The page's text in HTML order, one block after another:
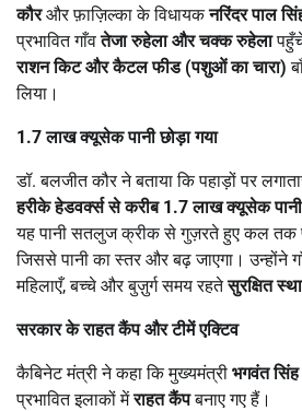
कौरऔर फ़ाज़िल्का के विधायकनरिंदर पाल
प्रभावित गाँवतेजा रुहेला और चक्क रुहेला
राशन किट और कैटल फीड (पशुओं का चारा)
लिया।
1.7लाख क्यूसेक पानी छोड़ा गया
डॉ. बलजीत कौर ने बताया कि पहाड़ों पर
हरीके हेडवर्क्स से करीब 1.7लाख क्यूसेक पानी
यह पानी सतलुज क्रीक से गुज़रते हुए कल तक
जिससे पानी का स्तर और बढ़ जाएगा। उन्होंने
महिलाएँ, बच्चे और बुज़ुर्ग समय रहतेसुरक्षित
सरकार के राहत कैंप और टीमें एक्टिव
कैबिनेट मंत्री ने कहा कि मुख्यमंत्री भगवंत सिंह
प्रभावित इलाकों मेंराहत कैंपबनाए गए हैं।